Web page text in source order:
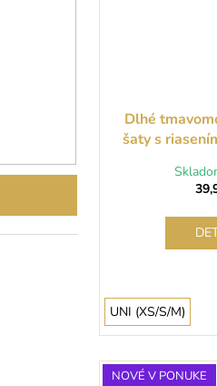
Dlhé
šaty s
UNI (XS/S/M)
NOVÉ V PONUKE